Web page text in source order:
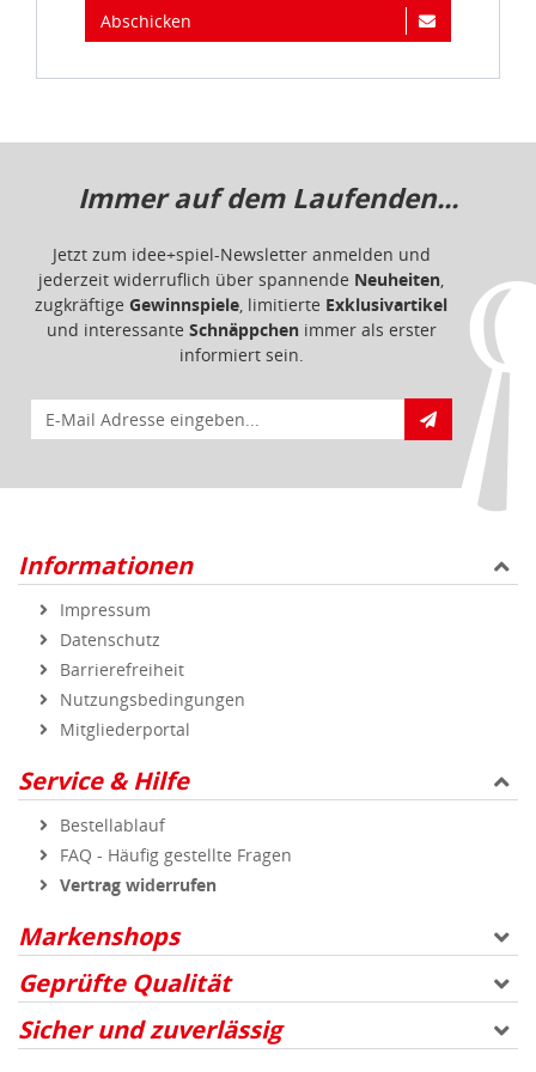
Abschicken
Immer auf dem Laufenden...
Jetzt zum idee+spiel-Newsletter anmelden und
jederzeit widerruflich über spannende Neuheiten,
zugkräftige Gewinnspiele, limitierte Exklusivartikel
und interessante Schnäppchenimmer als erster
informiert sein.
E-Mail für Newsletteranmeldung
Informationen
Impressum
Datenschutz
Barrierefreiheit
Nutzungsbedingungen
Mitgliederportal
Service & Hilfe
Bestellablauf
FAQ - Häufig gestellte Fragen
Vertrag widerrufen
Markenshops
Geprüfte Qualität
Sicher und zuverlässig